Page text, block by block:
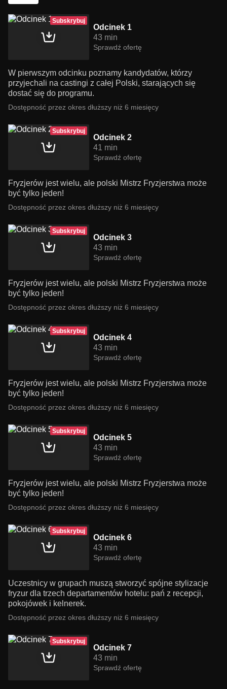
Subskrybuj
Odcinek 1
43 min
Sprawdź ofertę
W pierwszym odcinku poznamy kandydatów, którzy
przyjechali na castingi z całej Polski, starających się
dostać się do programu.
Dostępność przez okres dłuższy niż 6 miesięcy
Subskrybuj
Odcinek 2
41 min
Sprawdź ofertę
Fryzjerów jest wielu, ale polski Mistrz Fryzjerstwa może
być tylko jeden!
Dostępność przez okres dłuższy niż 6 miesięcy
Subskrybuj
Odcinek 3
43 min
Sprawdź ofertę
Fryzjerów jest wielu, ale polski Mistrz Fryzjerstwa może
być tylko jeden!
Dostępność przez okres dłuższy niż 6 miesięcy
Subskrybuj
Odcinek 4
43 min
Sprawdź ofertę
Fryzjerów jest wielu, ale polski Mistrz Fryzjerstwa może
być tylko jeden!
Dostępność przez okres dłuższy niż 6 miesięcy
Subskrybuj
Odcinek 5
43 min
Sprawdź ofertę
Fryzjerów jest wielu, ale polski Mistrz Fryzjerstwa może
być tylko jeden!
Dostępność przez okres dłuższy niż 6 miesięcy
Subskrybuj
Odcinek 6
43 min
Sprawdź ofertę
Uczestnicy w grupach muszą stworzyć spójne stylizacje
fryzur dla trzech departamentów hotelu: pań z recepcji,
pokojówek i kelnerek.
Dostępność przez okres dłuższy niż 6 miesięcy
Subskrybuj
Odcinek 7
43 min
Sprawdź ofertę